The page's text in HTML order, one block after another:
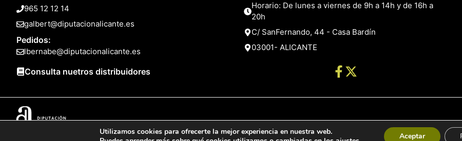
965 12 12 14
galbert@diputacionalicante.es
Pedidos:
lbernabe@diputacionalicante.es
Consulta nuetros distribuidores
Horario: De lunes a viernes de 9h a 14h y de 16h a
20h
C/ SanFernando, 44 - Casa Bardín
03001- ALICANTE
© 2025 Web desarrollada por el Servicio de Informática de Diputación de Alicante
Utilizamos cookies para ofrecerte la mejor experiencia en nuestra web.
Aceptar